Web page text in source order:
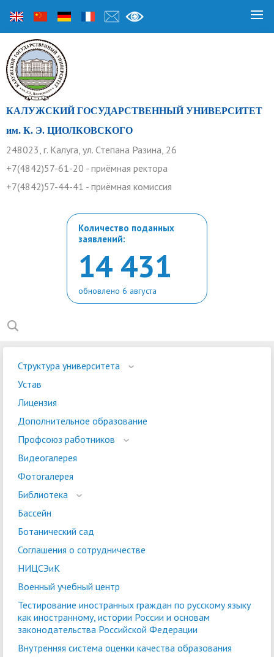
КАЛУЖСКИЙ ГОСУДАРСТВЕННЫЙ УНИВЕРСИТЕТ
им. К. Э. ЦИОЛКОВСКОГО
248023, г. Калуга, ул. Степана Разина, 26
+7(4842)57-61-20 - приёмная ректора
+7(4842)57-44-41 - приёмная комиссия
Количество поданных
заявлений:
14 431
обновлено 6 августа
Структура университета
Устав
Лицензия
Дополнительное образование
Профсоюз работников
Видеогалерея
Фотогалерея
Библиотека
Бассейн
Ботанический сад
Соглашения о сотрудничестве
НИЦСЭиК
Военный учебный центр
Тестирование иностранных граждан по русскому языку
как иностранному, истории России и основам
законодательства Российской Федерации
Внутренняя система оценки качества образования